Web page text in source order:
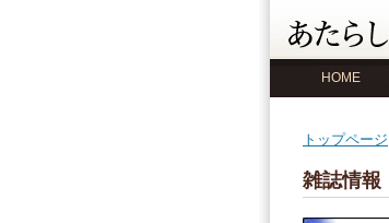
HOME
トップページ
雑誌情報